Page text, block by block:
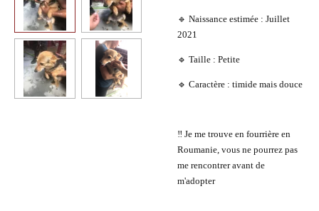
🔹 Naissance estimée : Juillet
2021
🔹 Taille : Petite
🔹 Caractère : timide mais douce
‼️ Je me trouve en fourrière en
Roumanie, vous ne pourrez pas
me rencontrer avant de
m'adopter